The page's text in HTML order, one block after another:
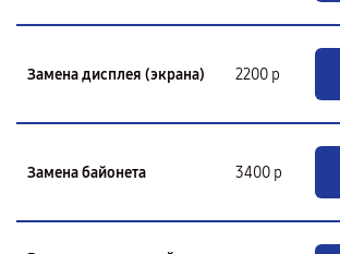
Замена дисплея (экрана) 2200 р
Замена байонета 3400 р